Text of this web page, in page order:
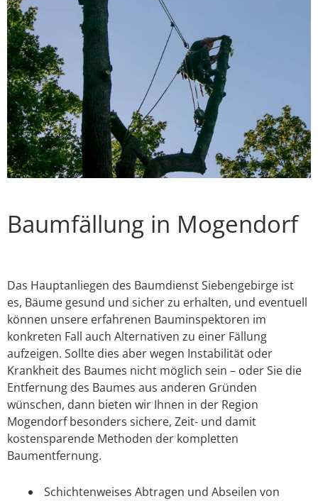
Baumfällung in Mogendorf
Das Hauptanliegen des Baumdienst Siebengebirge ist
es, Bäume gesund und sicher zu erhalten, und eventuell
können unsere erfahrenen Bauminspektoren im
konkreten Fall auch Alternativen zu einer Fällung
aufzeigen. Sollte dies aber wegen Instabilität oder
Krankheit des Baumes nicht möglich sein – oder Sie die
Entfernung des Baumes aus anderen Gründen
wünschen, dann bieten wir Ihnen in der Region
Mogendorf besonders sichere, Zeit- und damit
kostensparende Methoden der kompletten
Baumentfernung.
Schichtenweises Abtragen und Abseilen von